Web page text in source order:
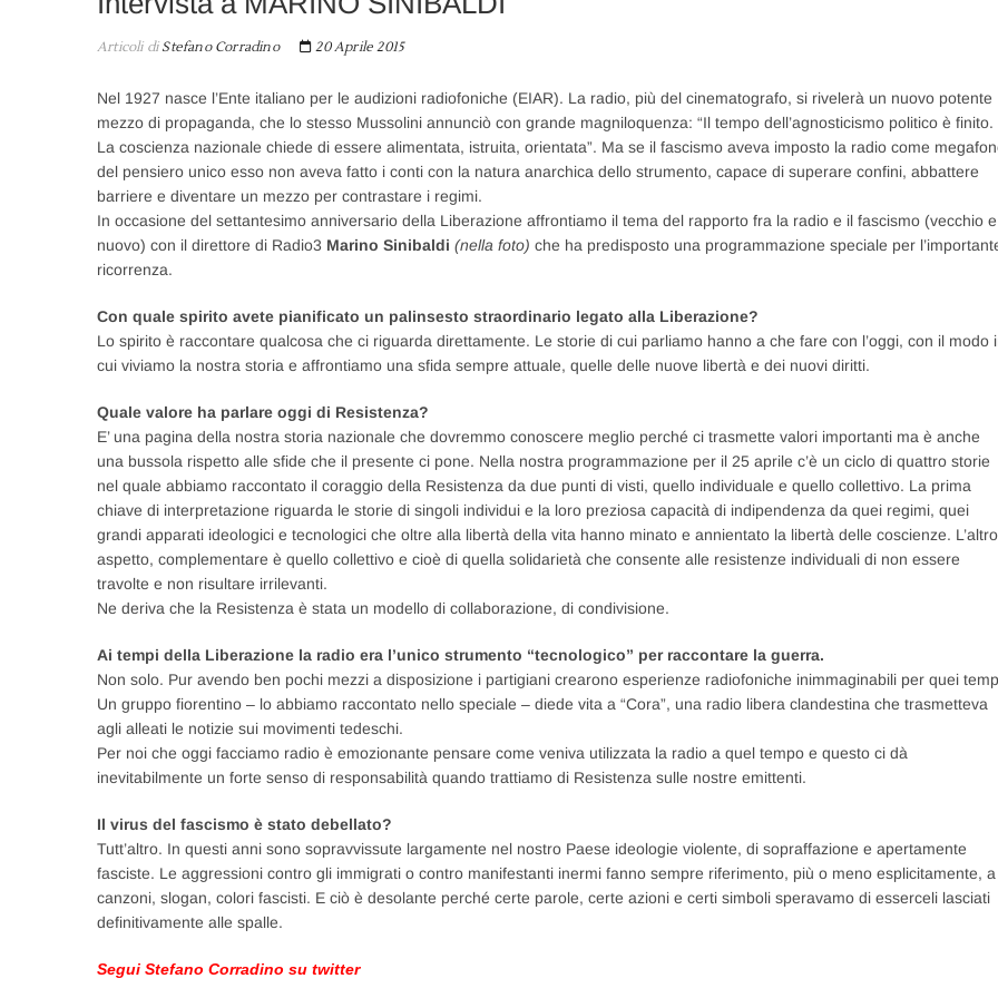
Articoli diStefano Corradino 20 Aprile 2015
Nel 1927 nasce l’Ente italiano per le audizioni radiofoniche (EIAR). La radio, più del cinematografo, si rivelerà un nuovo potente
mezzo di propaganda, che lo stesso Mussolini annunciò con grande magniloquenza: “Il tempo dell’agnosticismo politico è finito.
La coscienza nazionale chiede di essere alimentata, istruita, orientata”. Ma se il fascismo aveva imposto la radio come
del pensiero unico esso non aveva fatto i conti con la natura anarchica dello strumento, capace di superare confini, abbattere
barriere e diventare un mezzo per contrastare i regimi.
In occasione del settantesimo anniversario della Liberazione affrontiamo il tema del rapporto fra la radio e il fascismo (vecchio e
nuovo) con il direttore di Radio3 Marino Sinibaldi (nella foto) che ha predisposto una programmazione speciale per
ricorrenza.
Con quale spirito avete pianificato un palinsesto straordinario legato alla Liberazione?
Lo spirito è raccontare qualcosa che ci riguarda direttamente. Le storie di cui parliamo hanno a che fare con l’oggi, con il modo
cui viviamo la nostra storia e affrontiamo una sfida sempre attuale, quelle delle nuove libertà e dei nuovi diritti.
Quale valore ha parlare oggi di Resistenza?
E’ una pagina della nostra storia nazionale che dovremmo conoscere meglio perché ci trasmette valori importanti ma è anche
una bussola rispetto alle sfide che il presente ci pone. Nella nostra programmazione per il 25 aprile c’è un ciclo di quattro storie
nel quale abbiamo raccontato il coraggio della Resistenza da due punti di visti, quello individuale e quello collettivo. La prima
chiave di interpretazione riguarda le storie di singoli individui e la loro preziosa capacità di indipendenza da quei regimi, quei
grandi apparati ideologici e tecnologici che oltre alla libertà della vita hanno minato e annientato la libertà delle coscienze. L’altro
aspetto, complementare è quello collettivo e cioè di quella solidarietà che consente alle resistenze individuali di non essere
travolte e non risultare irrilevanti.
Ne deriva che la Resistenza è stata un modello di collaborazione, di condivisione.
Ai tempi della Liberazione la radio era l’unico strumento “tecnologico” per raccontare la guerra.
Non solo. Pur avendo ben pochi mezzi a disposizione i partigiani crearono esperienze radiofoniche inimmaginabili per quei
Un gruppo fiorentino – lo abbiamo raccontato nello speciale – diede vita a “Cora”, una radio libera clandestina che trasmetteva
agli alleati le notizie sui movimenti tedeschi.
Per noi che oggi facciamo radio è emozionante pensare come veniva utilizzata la radio a quel tempo e questo ci dà
inevitabilmente un forte senso di responsabilità quando trattiamo di Resistenza sulle nostre emittenti.
Il virus del fascismo è stato debellato?
Tutt’altro. In questi anni sono sopravvissute largamente nel nostro Paese ideologie violente, di sopraffazione e apertamente
fasciste. Le aggressioni contro gli immigrati o contro manifestanti inermi fanno sempre riferimento, più o meno esplicitamente, a
canzoni, slogan, colori fascisti. E ciò è desolante perché certe parole, certe azioni e certi simboli speravamo di esserceli lasciati
definitivamente alle spalle.
Segui Stefano Corradino su twitter